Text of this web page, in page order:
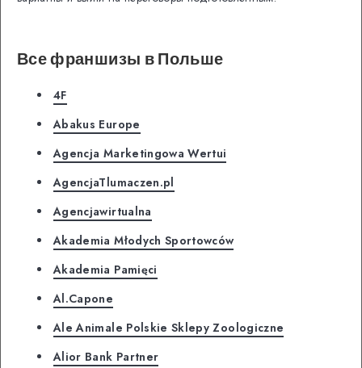
Все франшизы в Польше
4F
Abakus Europe
Agencja Marketingowa Wertui
AgencjaTlumaczen.pl
Agencjawirtualna
Akademia Młodych Sportowców
Akademia Pamięci
Al.Capone
Ale Animale Polskie Sklepy Zoologiczne
Alior Bank Partner